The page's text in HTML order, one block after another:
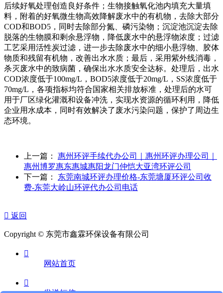
后续好氧处理创造良好条件；生物接触氧化池内填充大量填
料，附着的好氧微生物高效降解废水中的有机物，去除大部分
COD和BOD5，同时去除部分氮、磷污染物；沉淀池沉淀去除
脱落的生物膜和剩余悬浮物，降低废水中的悬浮物浓度；过滤
工艺采用活性炭过滤，进一步去除废水中的细小悬浮物、胶体
物质和残留有机物，改善出水水质；最后，采用紫外线消毒，
杀灭废水中的致病菌，确保出水水质安全达标。处理后，出水
COD浓度低于100mg/L，BOD5浓度低于20mg/L，SS浓度低于
70mg/L，各项指标均符合国家相关排放标准，处理后的水可
用于厂区绿化灌溉和设备冲洗，实现水资源的循环利用，降低
企业用水成本，同时有效解决了废水污染问题，保护了周边生
态环境。
上一篇： 惠州环评手续代办公司｜惠州环评办理公司｜
惠州博罗惠东惠城惠阳龙门仲恺大亚湾环评公司
下一篇： 东莞南城环评办理价格-东莞塘厦环评公司收
费-东莞大岭山环评代办公司电话
 返回
Copyright © 东莞市鑫霖环保设备有限公司

网站首页
